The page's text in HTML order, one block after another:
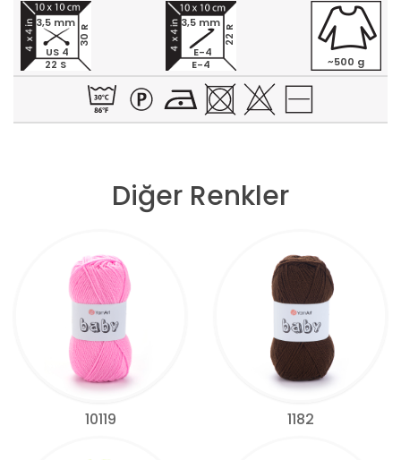
22 S
30 R
3,5 mm
US 4
E-4
22 R
3,5 mm
E-4
~500 g
Diğer Renkler
10119 1182